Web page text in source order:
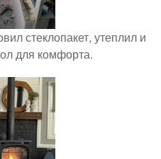
стеклопакет, утеплил и
для комфорта.